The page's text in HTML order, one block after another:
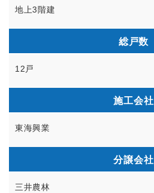
地上3階建
総戸数
12戸
施工会社
東海興業
分譲会社
三井農林